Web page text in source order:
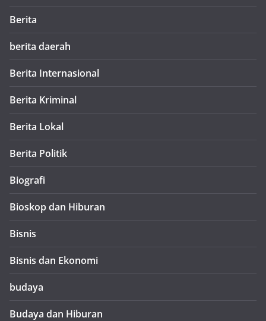
Berita
berita daerah
Berita Internasional
Berita Kriminal
Berita Lokal
Berita Politik
Biografi
Bioskop dan Hiburan
Bisnis
Bisnis dan Ekonomi
budaya
Budaya dan Hiburan